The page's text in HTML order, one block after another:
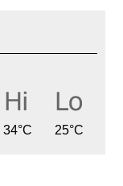
34°C 25°C